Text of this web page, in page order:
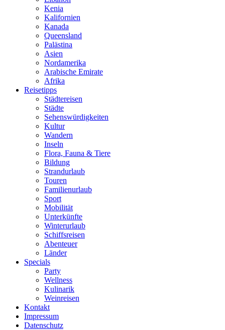
Kenia
Kalifornien
Kanada
Queensland
Palästina
Asien
Nordamerika
Arabische Emirate
Afrika
Reisetipps
Städtereisen
Städte
Sehenswürdigkeiten
Kultur
Wandern
Inseln
Flora, Fauna & Tiere
Bildung
Strandurlaub
Touren
Familienurlaub
Sport
Mobilität
Unterkünfte
Winterurlaub
Schiffsreisen
Abenteuer
Länder
Specials
Party
Wellness
Kulinarik
Weinreisen
Kontakt
Impressum
Datenschutz